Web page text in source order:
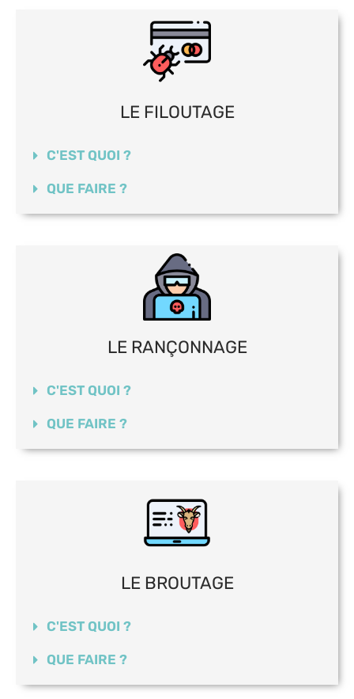
LE FILOUTAGE
C'EST QUOI ?
QUE FAIRE ?
LE RANÇONNAGE
C'EST QUOI ?
QUE FAIRE ?
LE BROUTAGE
C'EST QUOI ?
QUE FAIRE ?